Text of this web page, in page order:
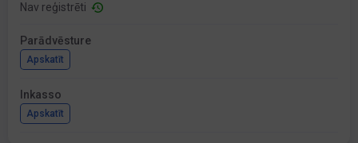
Nav reģistrēti
Parādvēsture
Apskatīt
Inkasso
Apskatīt